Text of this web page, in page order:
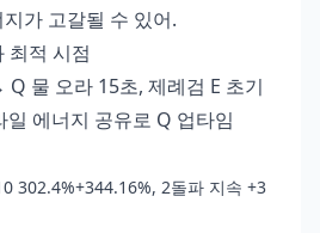
가 고갈될 수 있어.
최적 시점
물 오라 15초, 제례검 E 초기
에너지 공유로 Q 업타임
302.4%+344.16%, 2돌파 지속 +3